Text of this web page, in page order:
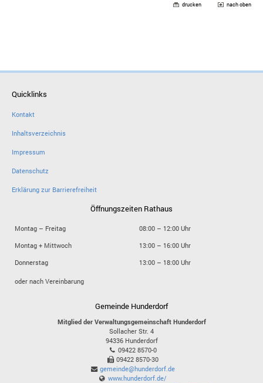
drucken nach oben
Quicklinks
Kontakt
Inhaltsverzeichnis
Impressum
Datenschutz
Erklärung zur Barrierefreiheit
Öffnungszeiten Rathaus
Montag – Freitag
08:00 – 12:00 Uhr
Montag + Mittwoch
13:00 – 16:00 Uhr
Donnerstag
13:00 – 18:00 Uhr
oder nach Vereinbarung
Gemeinde Hunderdorf
Mitglied der Verwaltungsgemeinschaft Hunderdorf
Sollacher Str. 4
94336 Hunderdorf
09422 8570-0
09422 8570-30
gemeinde@hunderdorf.de
www.hunderdorf.de/